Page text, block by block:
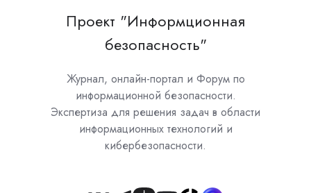
Проект "Информционная
безопасность"
Журнал, онлайн-портал и Форум по
информационной безопасности.
Экспертиза для решения задач в области
информационных технологий и
кибербезопасности.